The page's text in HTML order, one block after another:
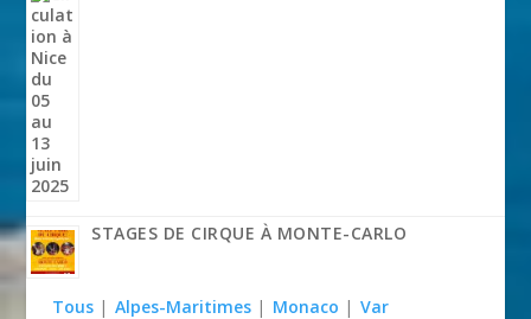
STAGES DE CIRQUE À MONTE-CARLO
Tous | Alpes-Maritimes | Monaco | Var